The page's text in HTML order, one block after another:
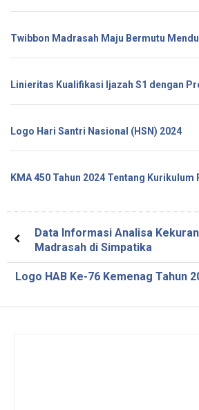
Twibbon Madrasah Maju Bermutu
Linieritas Kualifikasi Ijazah S1 dengan
Logo Hari Santri Nasional (HSN) 2024
KMA 450 Tahun 2024 Tentang Kurikulum
Data Informasi Analisa
Madrasah di Simpatika
Logo HAB Ke-76 Kemenag Tahun